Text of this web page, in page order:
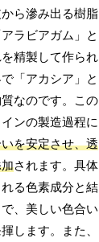
ら滲み出る樹脂
ラビアガム」と
精製して作られ
「アカシア」と
なのです。この
ンの製造過程に
を安定させ、透
されます。具体
る色素成分と結
、美しい色合い
します。また、